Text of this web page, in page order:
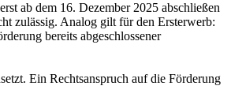
ab dem 16. Dezember 2025 abschließen
zulässig. Analog gilt für den Ersterwerb:
bereits abgeschlossener
Ein Rechtsanspruch auf die Förderung